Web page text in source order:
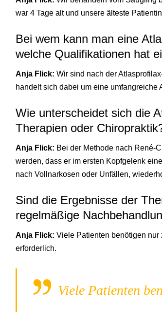
war 4 Tage alt und unsere älteste
Bei wem kann man eine
welche Qualifikationen hat
Anja Flick: Wir sind nach der
handelt sich dabei um eine umfangreiche
Wie unterscheidet sich die
Therapien oder
Anja Flick: Bei der Methode nach René-
werden, dass er im ersten Kopfgelenk
nach Vollnarkosen oder Unfällen,
Sind die Ergebnisse der
regelmäßige
Anja Flick: Viele Patienten benötigen
erforderlich.
Viele Patienten